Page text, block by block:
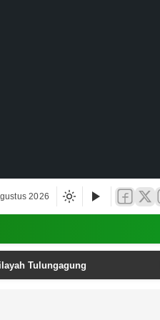
2026
Tulungagung